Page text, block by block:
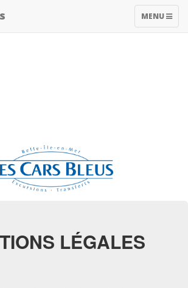
TOGGLE
MENU
LÉGALES